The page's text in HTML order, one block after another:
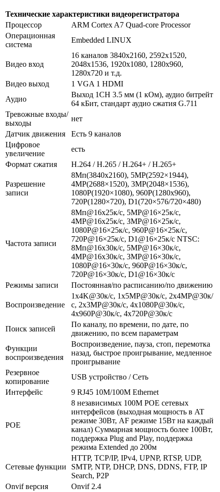
Технические характеристики видеорегистратора
Процессор
ARM Cortex A7 Quad-core Processor
Операционная
система
Embedded LINUX
Видео вход
16 каналов 3840х2160, 2592x1520,
2048x1536, 1920x1080, 1280x960,
1280x720 и т.д.
Видео выход
1 VGA 1 HDMI
Аудио
Выход 1CH 3.5 мм (1 кОм), аудио битрейт
64 кБит, стандарт аудио сжатия G.711
Тревожные входы/
выходы
нет
Датчик движения
Есть 9 каналов
Цифровое
увеличение
есть
Формат сжатия
H.264 / H.265 / H.264+ / H.265+
Разрешение
записи
8Мп(3840x2160), 5MP(2592×1944),
4MP(2688×1520), 3MP(2048×1536),
1080P(1920×1080), 960P(1280x960),
720P(1280×720), D1(720×576/720×480)
Частота записи
8Мп@16х25к/с, 5MP@16×25к/с,
4MP@16х25к/с, 3MP@16×25к/с,
1080P@16×25к/с, 960P@16×25к/с,
720P@16×25к/с, D1@16×25к/с NTSC:
8Мп@16х30к/с, 5MP@16×30к/с,
4MP@16х30к/с, 3MP@16×30к/с,
1080P@16×30к/с, 960P@16×30к/с,
720P@16×30к/с, D1@16×30к/с
Режимы записи
Постоянная/по расписанию/по движению
Воспроизведение
1х4K@30к/с, 1х5MP@30к/с, 2х4MP@30к/
с, 2х3MP@30к/с, 4х1080P@30к/с,
4х960P@30к/с, 4х720P@30к/с
Поиск записей
По каналу, по времени, по дате, по
движению, по всем параметрам
Функции
воспроизведения
Воспроизведение, пауза, стоп, перемотка
назад, быстрое проигрывание, медленное
проигрывание
Резервное
копирование
USB устройство / Сеть
Интерфейс
9 RJ45 10M/100M Ethernet
POE
8 независимых 100М POE сетевых
интерфейсов (выходная мощность в AT
режиме 30Вт, AF режиме 15Вт на каждый
канал) Суммарная мощность более 100Вт,
поддержка Plug and Play, поддержка
режима Extended до 200м
Сетевые функции
HTTP, TCP/IP, IPv4, UPNP, RTSP, UDP,
SMTP, NTP, DHCP, DNS, DDNS, FTP, IP
Search, P2P
Onvif версия
Onvif 2.4